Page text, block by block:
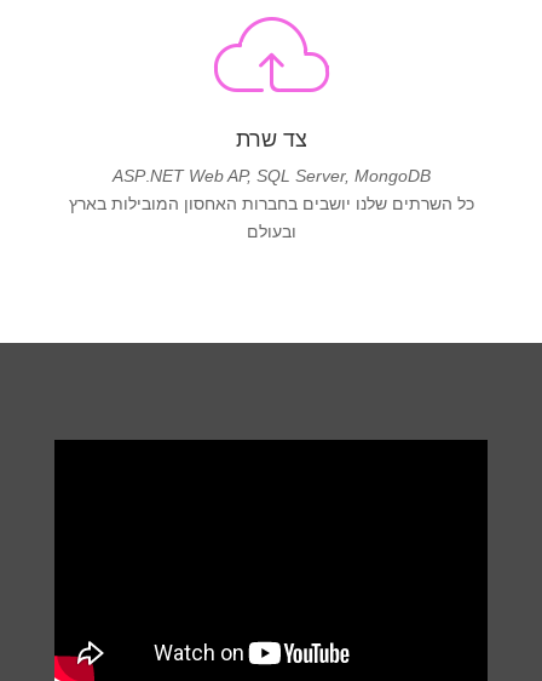
צד שרת
ASP.NET Web AP, SQL Server, MongoDB
כל השרתים שלנו יושבים בחברות האחסון המובילות בארץ
ובעולם